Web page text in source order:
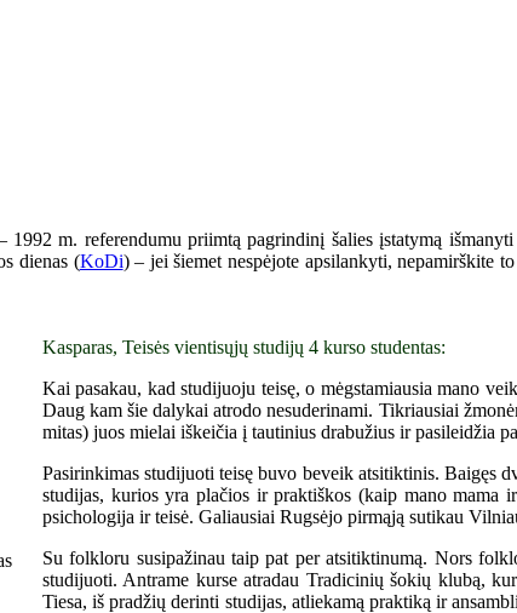
1992 m. referendumu priimtą pagrindinį šalies įstatymą
dienas (KoDi) – jei šiemet nespėjote apsilankyti, nepamirškite
Kasparas, Teisės vientisųjų studijų 4 kurso studentas:
Kai pasakau, kad studijuoju teisę, o mėgstamiausia mano
Daug kam šie dalykai atrodo nesuderinami. Tikriausiai
mitas) juos mielai iškeičia į tautinius drabužius ir pasileidžia
Pasirinkimas studijuoti teisę buvo beveik atsitiktinis. Baigęs
studijas, kurios yra plačios ir praktiškos (kaip mano mama
psichologija ir teisė. Galiausiai Rugsėjo pirmąją sutikau
Su folkloru susipažinau taip pat per atsitiktinumą. Nors
studijuoti. Antrame kurse atradau Tradicinių šokių klubą,
Tiesa, iš pradžių derinti studijas, atliekamą praktiką ir